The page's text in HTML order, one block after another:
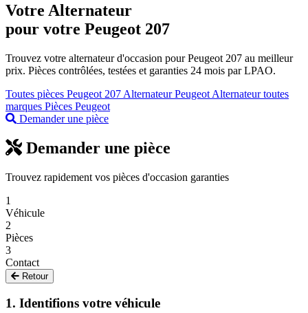
Votre Alternateur
pour votre Peugeot 207
Trouvez votre alternateur d'occasion pour Peugeot 207 au meilleur
prix. Pièces contrôlées, testées et garanties 24 mois par LPAO.
Toutes pièces Peugeot 207 Alternateur Peugeot Alternateur toutes
marques Pièces Peugeot
Demander une pièce
Demander une pièce
Trouvez rapidement vos pièces d'occasion garanties
1
Véhicule
2
Pièces
3
Contact
Retour
1. Identifions votre véhicule